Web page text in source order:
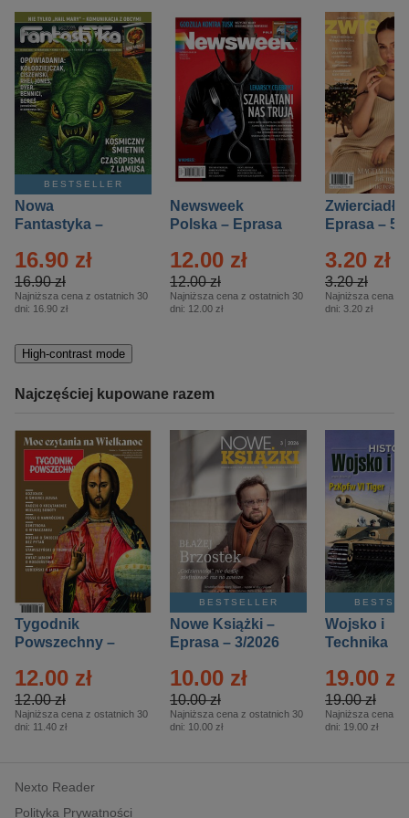
BESTSELLER
Nowa
Fantastyka –
16.90 zł
16.90 zł
Najniższa cena z ostatnich 30
dni: 16.90 zł
Newsweek
Polska – Eprasa
12.00 zł
12.00 zł
Najniższa cena z ostatnich 30
dni: 12.00 zł
Zwierciadło
Eprasa – 5/
3.20 zł
3.20 zł
Najniższa cena z
dni: 3.20 zł
High-contrast mode
Najczęściej kupowane razem
Tygodnik
Powszechny –
12.00 zł
12.00 zł
Najniższa cena z ostatnich 30
dni: 11.40 zł
BESTSELLER
Nowe Książki –
Eprasa – 3/2026
10.00 zł
10.00 zł
Najniższa cena z ostatnich 30
dni: 10.00 zł
Wojsko i
Technika
– 2/2026
19.00 zł
19.00 zł
Najniższa cena z
dni: 19.00 zł
Nexto Reader
Polityka Prywatności